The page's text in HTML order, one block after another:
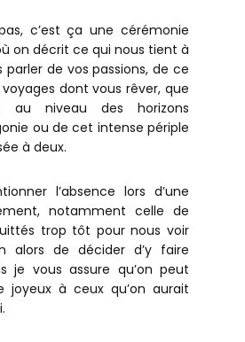
c’est ça une cérémonie
on décrit ce qui nous tient à
de vos passions, de ce
dont vous rêver, que
au niveau des horizons
ou de cet intense périple
à deux.
l’absence lors d’une
notamment celle de
trop tôt pour nous voir
alors de décider d’y faire
je vous assure qu’on peut
joyeux à ceux qu’on aurait